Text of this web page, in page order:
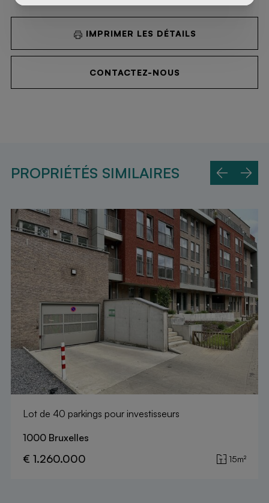
IMPRIMER LES DÉTAILS
CONTACTEZ-NOUS
PROPRIÉTÉS SIMILAIRES
Lot de 40 parkings pour investisseurs
1000 Bruxelles
€ 1.260.000 15m²